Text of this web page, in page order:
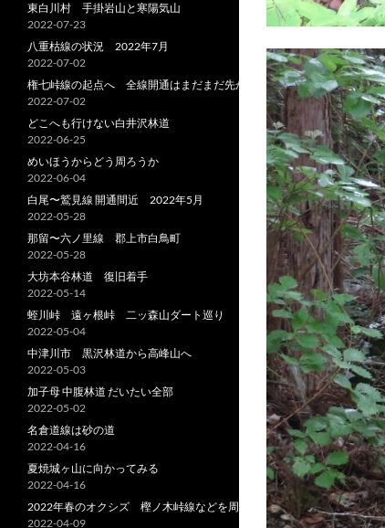
東白川村 手掛岩山と寒陽気山
2022-07-23
八重枯線の状況 2022年7月
2022-07-02
権七峠線の起点へ 全線開通はまだまだ先か
2022-07-02
どこへも行けない白井沢林道
2022-06-25
めいほうからどう周ろうか
2022-06-04
白尾〜鷲見線 開通間近 2022年5月
2022-05-28
那留〜六ノ里線 郡上市白鳥町
2022-05-28
大坊本谷林道 復旧着手
2022-05-14
蛭川峠 遠ヶ根峠 二ッ森山ダート巡り
2022-05-04
中津川市 黒沢林道から高峰山へ
2022-05-03
加子母 中腹林道 だいたい全部
2022-05-02
名倉道線は砂の道
2022-04-16
夏焼城ヶ山に向かってみる
2022-04-16
2022年春のオクシズ 樫ノ木峠線などを周る
2022-04-09